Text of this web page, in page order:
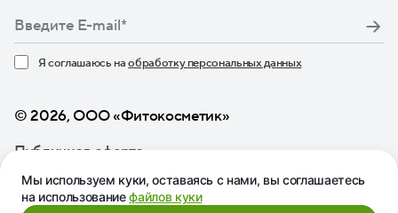
Я соглашаюсь наобработку персональных данных
© 2026, ООО «Фитокосметик»
Публичная оферта
Мы используем куки, оставаясь с нами, вы соглашаетесь
на использованиефайлов куки